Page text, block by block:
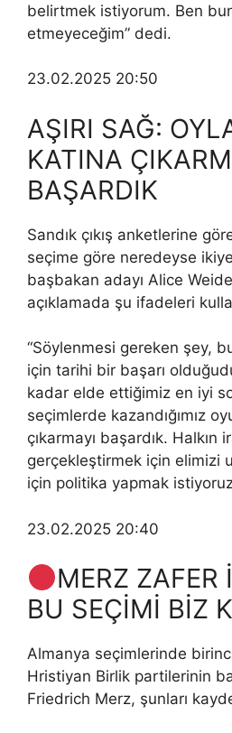
belirtmek istiyorum. Ben
etmeyeceğim” dedi.
23.02.2025 20:50
AŞIRI SAĞ:
KATINA
BAŞARDIK
Sandık çıkış anketlerine
seçime göre neredeyse
başbakan adayı Alice
açıklamada şu ifadeleri
“Söylenmesi gereken şey,
için tarihi bir başarı
kadar elde ettiğimiz en iyi
seçimlerde kazandığımız
çıkarmayı başardık. Halkın
gerçekleştirmek için elimizi
için politika yapmak
23.02.2025 20:40
MERZ ZAFER
BU SEÇİMİ BİZ
Almanya seçimlerinde
Hristiyan Birlik partilerinin
Friedrich Merz, şunları